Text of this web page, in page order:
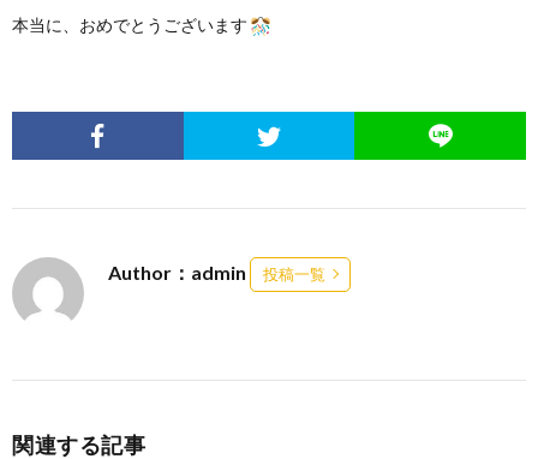
本当に、おめでとうございます
Author：admin 投稿一覧
関連する記事